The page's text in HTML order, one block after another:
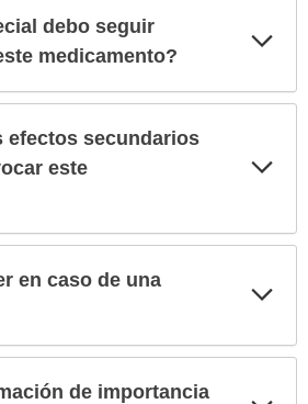
debo seguir
medicamento?
efectos secundarios
este
en caso de una
de importancia